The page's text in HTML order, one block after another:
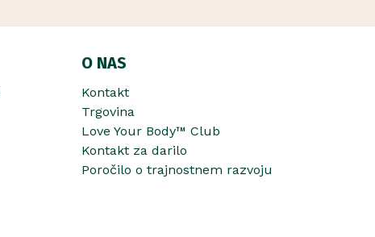
O NAS
Kontakt
Trgovina
Love Your Body™ Club
Kontakt za darilo
Poročilo o trajnostnem razvoju